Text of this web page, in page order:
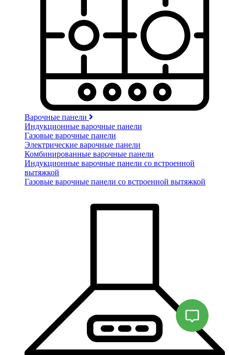
Варочные панели
Индукционные варочные панели
Газовые варочные панели
Электрические варочные панели
Комбинированные варочные панели
Индукционные варочные панели со встроенной
вытяжкой
Газовые варочные панели со встроенной вытяжкой